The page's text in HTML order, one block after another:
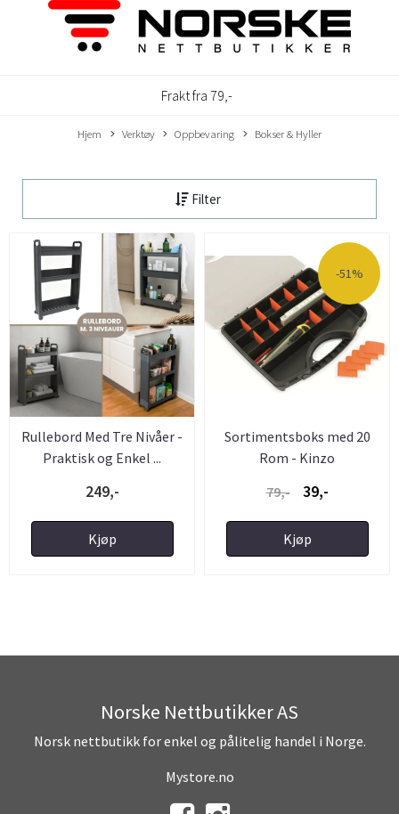
Frakt fra 79,-
Hjem Verktøy Oppbevaring Bokser & Hyller
Filter
Rullebord Med Tre Nivåer -
Praktisk og Enkel ...
249,-
Kjøp
-51%
Sortimentsboks med 20
Rom - Kinzo
79,-
39,-
Kjøp
Norske Nettbutikker AS
Norsk nettbutikk for enkel og pålitelig handel i Norge.
Mystore.no